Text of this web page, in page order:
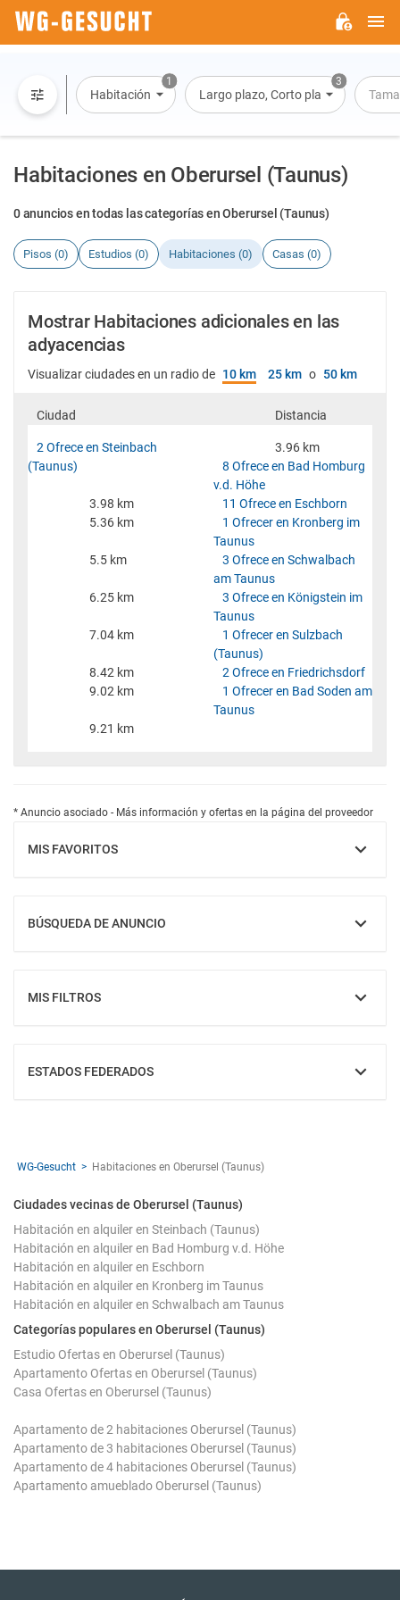
1
Habitación
3
Largo plazo, Corto plazo, Alquiler
Habitaciones en Oberursel (Taunus)
0 anuncios en todas las categorías en Oberursel (Taunus)
Pisos (0) Estudios (0) Habitaciones (0) Casas (0)
Mostrar Habitaciones adicionales en las
adyacencias
Visualizar ciudades en un radio de 10 km 25 km o 50 km
Ciudad Distancia
2 Ofrece en Steinbach
(Taunus)
3.96 km
8 Ofrece en Bad Homburg
v.d. Höhe
3.98 km
11 Ofrece en Eschborn
5.36 km
1 Ofrecer en Kronberg im
Taunus
5.5 km
3 Ofrece en Schwalbach
am Taunus
6.25 km
3 Ofrece en Königstein im
Taunus
7.04 km
1 Ofrecer en Sulzbach
(Taunus)
8.42 km
2 Ofrece en Friedrichsdorf
9.02 km
1 Ofrecer en Bad Soden am
Taunus
9.21 km
* Anuncio asociado - Más información y ofertas en la página del proveedor
MIS FAVORITOS
MOSTRAR
BÚSQUEDA DE ANUNCIO
MOSTRAR
MIS FILTROS
MOSTRAR
ESTADOS FEDERADOS
MOSTRAR
WG-Gesucht Habitaciones en Oberursel (Taunus)
Ciudades vecinas de Oberursel (Taunus)
Habitación en alquiler en Steinbach (Taunus)
Habitación en alquiler en Bad Homburg v.d. Höhe
Habitación en alquiler en Eschborn
Habitación en alquiler en Kronberg im Taunus
Habitación en alquiler en Schwalbach am Taunus
Categorías populares en Oberursel (Taunus)
Estudio Ofertas en Oberursel (Taunus)
Apartamento Ofertas en Oberursel (Taunus)
Casa Ofertas en Oberursel (Taunus)
Apartamento de 2 habitaciones Oberursel (Taunus)
Apartamento de 3 habitaciones Oberursel (Taunus)
Apartamento de 4 habitaciones Oberursel (Taunus)
Apartamento amueblado Oberursel (Taunus)